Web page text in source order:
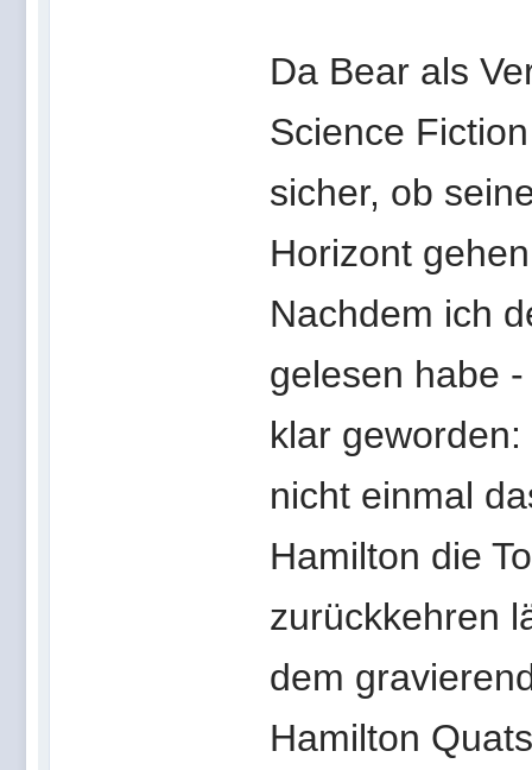
Da Bear als
Science
sicher, ob
Horizont
Nachdem ich
gelesen habe
klar
nicht einmal
Hamilton die
zurückkehren
dem
Hamilton